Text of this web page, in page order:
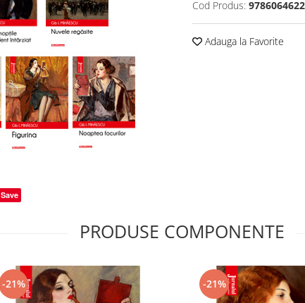
Save
Cod Produs:
Adauga la Favorite
PRODUSE COMPONENTE
-21% -21%